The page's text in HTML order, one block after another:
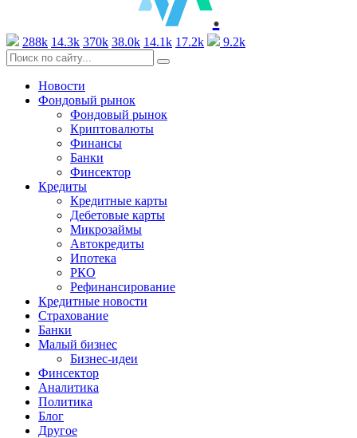
.
288k 14.3k 370k 38.0k 14.1k 17.2k 9.2k
Новости
Фондовый рынок
Фондовый рынок
Криптовалюты
Финансы
Банки
Финсектор
Кредиты
Кредитные карты
Дебетовые карты
Микрозаймы
Автокредиты
Ипотека
РКО
Рефинансирование
Кредитные новости
Страхование
Банки
Малый бизнес
Бизнес-идеи
Финсектор
Аналитика
Политика
Блог
Другое